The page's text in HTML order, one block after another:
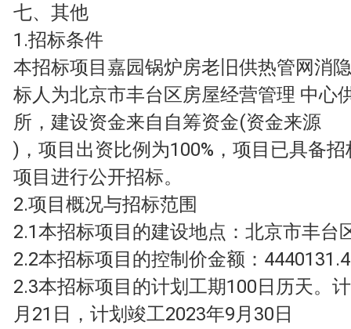
七、其他
1.招标条件
本招标项目嘉园锅炉房老旧供热管网消
标人为北京市丰台区房屋经营管理 中心
所，建设资金来自自筹资金(资金来源
)，项目出资比例为100%，项目已具备
项目进行公开招标。
2.项目概况与招标范围
2.1本招标项目的建设地点：北京市丰台
2.2本招标项目的控制价金额：
2.3本招标项目的计划工期100日历天。
月21日，计划竣工2023年9月30日